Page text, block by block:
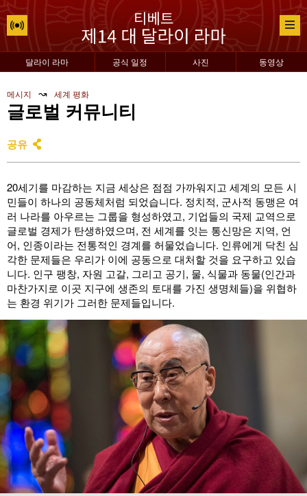
달라이 라마 공식 일정 사진 동영상
메시지 ↝ 세계 평화
글로벌 커뮤니티
공유
20세기를 마감하는 지금 세상은 점점 가까워지고 세계의 모든 시
민들이 하나의 공동체처럼 되었습니다. 정치적, 군사적 동맹은 여
러 나라를 아우르는 그룹을 형성하였고, 기업들의 국제 교역으로
글로벌 경제가 탄생하였으며, 전 세계를 잇는 통신망은 지역, 언
어, 인종이라는 전통적인 경계를 허물었습니다. 인류에게 닥친 심
각한 문제들은 우리가 이에 공동으로 대처할 것을 요구하고 있습
니다. 인구 팽창, 자원 고갈, 그리고 공기, 물, 식물과 동물(인간과
마찬가지로 이곳 지구에 생존의 토대를 가진 생명체들)을 위협하
는 환경 위기가 그러한 문제들입니다.